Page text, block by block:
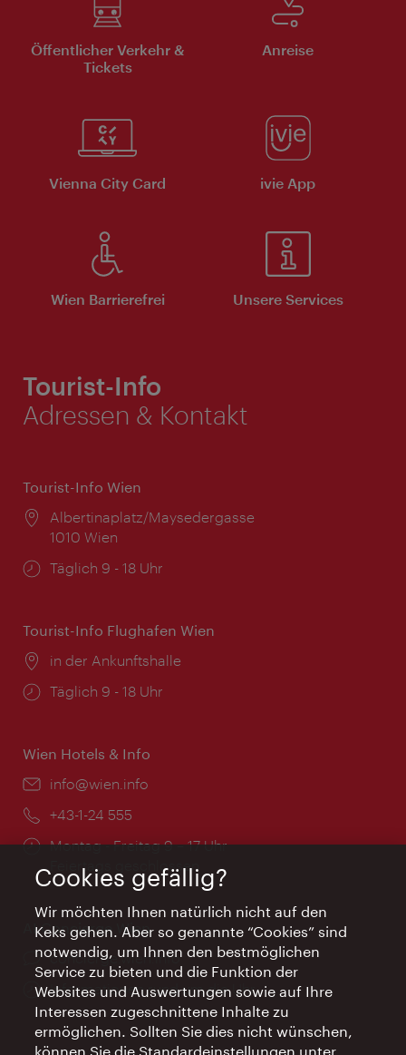
Öffentlicher Verkehr &
Tickets
Anreise
Vienna City Card ivie App
Wien Barrierefrei Unsere Services
Tourist-Info
Adressen & Kontakt
Tourist-Info Wien
Ort:
Albertinaplatz/Maysedergasse
1010 Wien
Öffnungszeiten:
Täglich 9 - 18 Uhr
Tourist-Info Flughafen Wien
Ort:
in der Ankunftshalle
Öffnungszeiten:
Täglich 9 - 18 Uhr
Wien Hotels & Info
Email:
info@wien.info
Telefon:
+43-1-24 555
Öffnungszeiten:
Montag - Freitag 9 – 17 Uhr
Feiertags geschlossen
AI Concierge Wien
Ort:
concierge.wien.info
Öffnungszeiten:
Informationen rund um die Uhr
Cookies gefällig?
Wir möchten Ihnen natürlich nicht auf den
Keks gehen. Aber so genannte “Cookies” sind
notwendig, um Ihnen den bestmöglichen
Service zu bieten und die Funktion der
Websites und Auswertungen sowie auf Ihre
Interessen zugeschnittene Inhalte zu
ermöglichen. Sollten Sie dies nicht wünschen,
können Sie die Standardeinstellungen unter